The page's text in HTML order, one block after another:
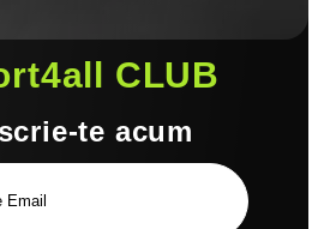
CLUB
te acum